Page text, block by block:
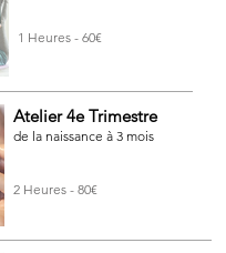
1 Heures - 60€
Atelier 4e Trimestre
de la naissance à 3 mois
2 Heures - 80€